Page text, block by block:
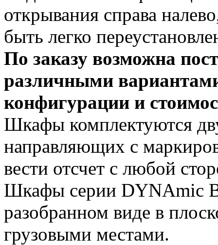
открывания справа
быть легко
По заказу возможна
различными
конфигурации и
Шкафы комплектуются
направляющих с
вести отсчет с любой
Шкафы серии DYNAmic
разобранном виде в
грузовыми местами.